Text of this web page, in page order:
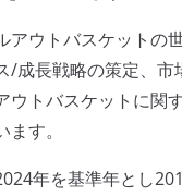
アウトバスケットの
/成長戦略の策定、
ウトバスケットに
す。
年を基準年とし